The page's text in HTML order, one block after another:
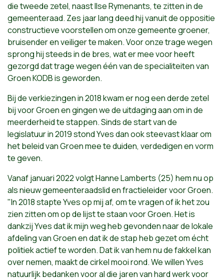
die tweede zetel, naast Ilse Rymenants, te zitten in de
gemeenteraad. Zes jaar lang deed hij vanuit de oppositie
constructieve voorstellen om onze gemeente groener,
bruisender en veiliger te maken. Voor onze trage wegen
sprong hij steeds in de bres, wat er mee voor heeft
gezorgd dat trage wegen één van de specialiteiten van
Groen KODB is geworden.
Bij de verkiezingen in 2018 kwam er nog een derde zetel
bij voor Groen en gingen we de uitdaging aan om in de
meerderheid te stappen. Sinds de start van de
legislatuur in 2019 stond Yves dan ook steevast klaar om
het beleid van Groen mee te duiden, verdedigen en vorm
te geven.
Vanaf januari 2022 volgt Hanne Lamberts (25) hem nu op
als nieuw gemeenteraadslid en fractieleider voor Groen.
"In 2018 stapte Yves op mij af, om te vragen of ik het zou
zien zitten om op de lijst te staan voor Groen. Het is
dankzij Yves dat ik mijn weg heb gevonden naar de lokale
afdeling van Groen en dat ik de stap heb gezet om écht
politiek actief te worden. Dat ik van hem nu de fakkel kan
over nemen, maakt de cirkel mooi rond. We willen Yves
natuurlijk bedanken voor al die jaren van hard werk voor